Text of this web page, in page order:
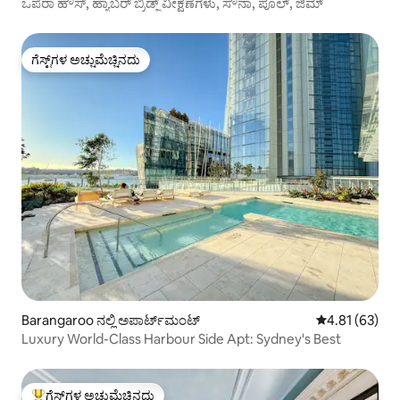
ಗೆಸ್ಟ್‌ಗಳ ಅಚ್ಚುಮೆಚ್ಚಿನದು
ಗೆಸ್ಟ್‌ಗಳ ಅಚ್ಚುಮೆಚ್ಚಿನದು
Barangaroo ನಲ್ಲಿ ಅಪಾರ್ಟ್‌ಮಂಟ್ 5 ರಲ್ಲಿ 4.81
4.81 (63)
Luxury World-Class Harbour Side Apt: Sydney's Best
ಗೆಸ್ಟ್‌ಗಳ ಅಚ್ಚುಮೆಚ್ಚಿನದು